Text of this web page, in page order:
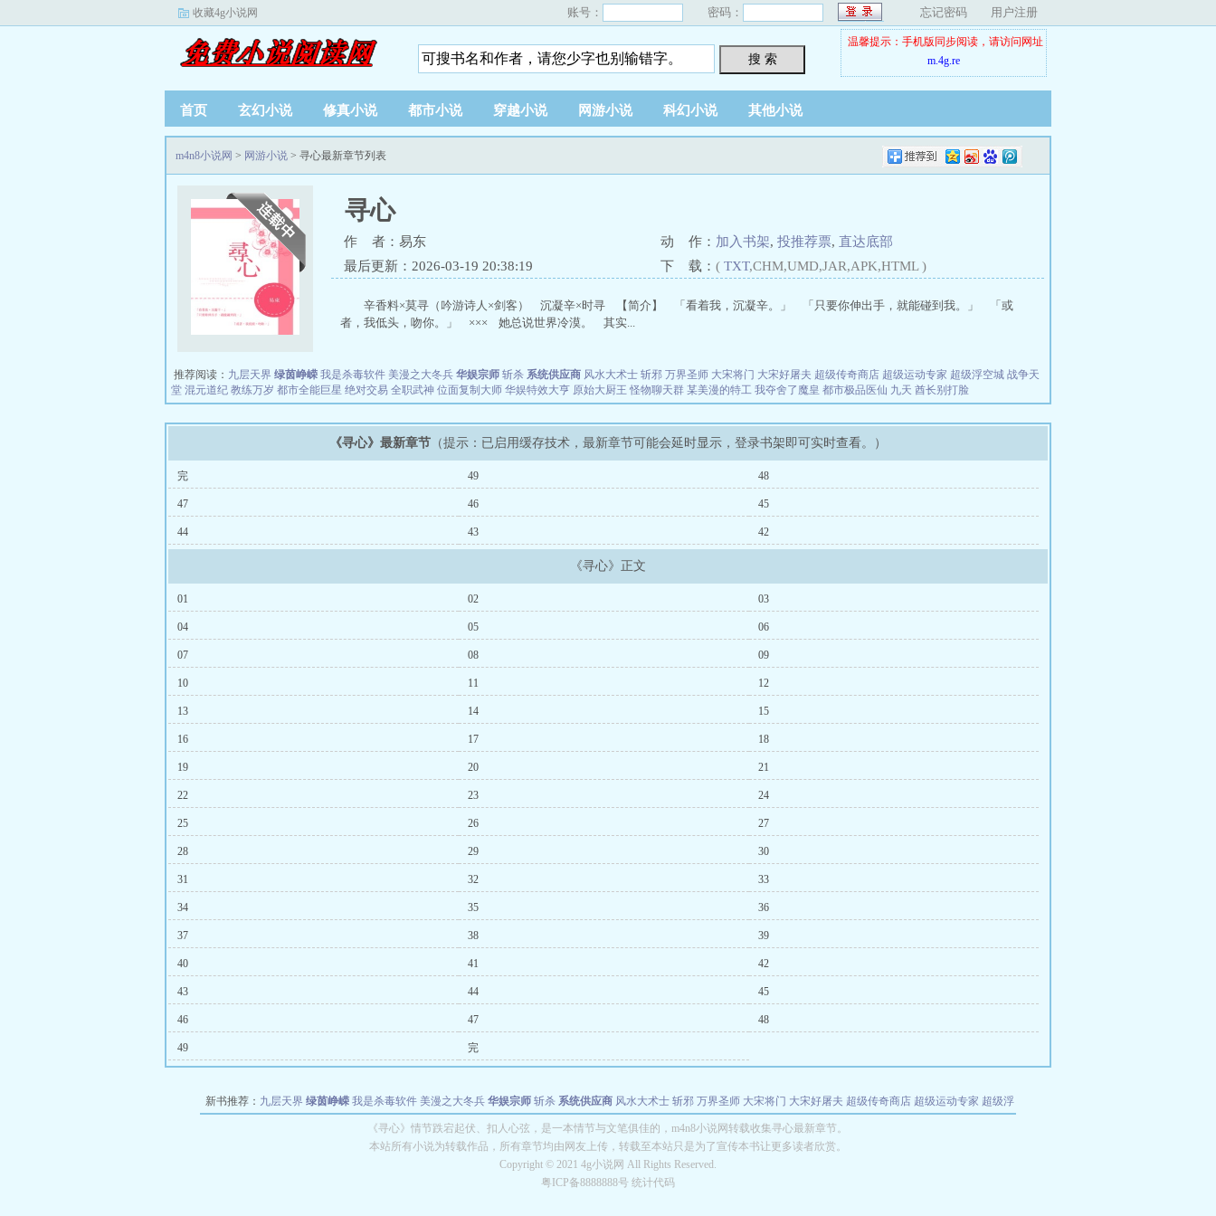
收藏4g小说网 账号： 密码： 忘记密码 用户注册
搜 索
温馨提示：手机版同步阅读，请访问网址
m.4g.re
首页 玄幻小说 修真小说 都市小说 穿越小说 网游小说 科幻小说 其他小说
m4n8小说网 > 网游小说 > 寻心最新章节列表
寻心
作 者：易东 动 作： 加入书架, 投推荐票, 直达底部
最后更新：2026-03-19 20:38:19
下 载： ( TXT,CHM,UMD,JAR,APK,HTML )
辛香料×莫寻（吟游诗人×剑客） 沉凝辛×时寻 【简介】 「看着我，沉凝辛。」 「只要你伸出手，就能碰到我。」 「或
者，我低头，吻你。」 ××× 她总说世界冷漠。 其实...
推荐阅读： 九层天界 绿茵峥嵘 我是杀毒软件 美漫之大冬兵 华娱宗师 斩杀 系统供应商 风水大术士 斩邪 万界圣师 大宋将门 大宋好屠夫 超级传奇商店 超级运动专家 超级浮空城 战争天
堂 混元道纪 教练万岁 都市全能巨星 绝对交易 全职武神 位面复制大师 华娱特效大亨 原始大厨王 怪物聊天群 某美漫的特工 我夺舍了魔皇 都市极品医仙 九天 酋长别打脸
《寻心》最新章节 （提示：已启用缓存技术，最新章节可能会延时显示，登录书架即可实时查看。）
完 49 48
47 46 45
44 43 42
《寻心》正文
01 02 03
04 05 06
07 08 09
10 11 12
13 14 15
16 17 18
19 20 21
22 23 24
25 26 27
28 29 30
31 32 33
34 35 36
37 38 39
40 41 42
43 44 45
46 47 48
49 完
新书推荐： 九层天界 绿茵峥嵘 我是杀毒软件 美漫之大冬兵 华娱宗师 斩杀 系统供应商 风水大术士 斩邪 万界圣师 大宋将门 大宋好屠夫 超级传奇商店 超级运动专家 超级浮
都市全能巨星 绝对交易 全职武神 位面复制大师 华娱特效大亨 原始大厨王 怪物聊天群 某美漫的特工
长别打脸
《寻心》情节跌宕起伏、扣人心弦，是一本情节与文笔俱佳的，m4n8小说网转载收集寻心最新章节。
本站所有小说为转载作品，所有章节均由网友上传，转载至本站只是为了宣传本书让更多读者欣赏。
Copyright © 2021 4g小说网 All Rights Reserved.
粤ICP备8888888号 统计代码